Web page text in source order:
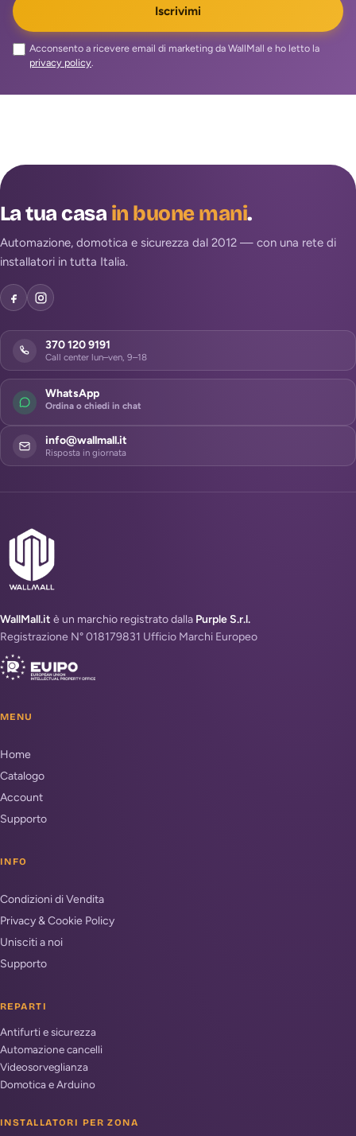
Iscrivimi
Acconsento a ricevere email di marketing da WallMall e ho letto la
privacy policy.
La tua casain buone mani.
Automazione, domotica e sicurezza dal 2012 — con una rete di
installatori in tutta Italia.
370 120 9191
Call center lun–ven, 9–18
WhatsApp
Ordina o chiedi in chat
info@wallmall.it
Risposta in giornata
WallMall.it è un marchio registrato dalla Purple S.r.l.
Registrazione N° 018179831 Ufficio Marchi Europeo
MENU
Home
Catalogo
Account
Supporto
INFO
Condizioni di Vendita
Privacy & Cookie Policy
Unisciti a noi
Supporto
REPARTI
Antifurti e sicurezza
Automazione cancelli
Videosorveglianza
Domotica e Arduino
INSTALLATORI PER ZONA